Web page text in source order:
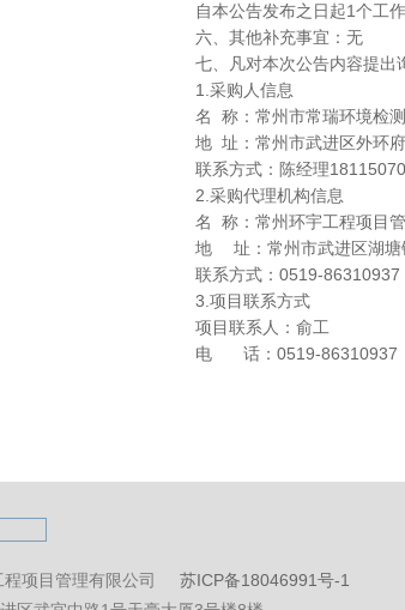
自本公告发布之日起1个工作
六、其他补充事宜：无
七、凡对本次公告内容提出
1.采购人信息
名 称：常州市常瑞环境检
地 址：常州市武进区外环
联系方式：陈经理
2.采购代理机构信息
名 称：常州环宇工程项目
地 址：常州市武进区湖塘
联系方式：0519-86310937
3.项目联系方式
项目联系人：俞工
电 话：0519-86310937
程项目管理有限公司 苏ICP备18046991号-1